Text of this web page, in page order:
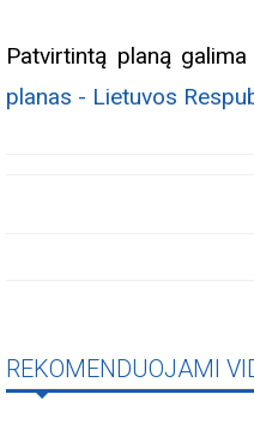
Patvirtintą planą
planas - Lietuvos
REKOMENDUOJAMI